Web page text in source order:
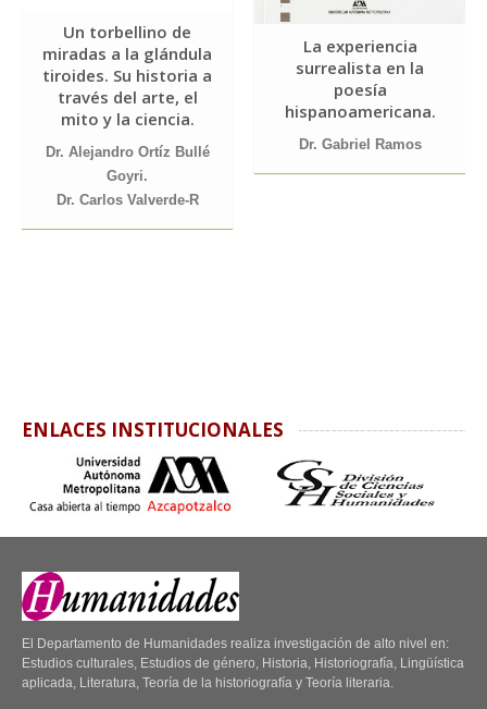
Un torbellino de
miradas a la glándula
tiroides. Su historia a
través del arte, el
mito y la ciencia.
Dr. Alejandro Ortíz Bullé
Goyri.
Dr. Carlos Valverde-R
La experiencia
surrealista en la
poesía
hispanoamericana.
Dr. Gabriel Ramos
ENLACES INSTITUCIONALES
El Departamento de Humanidades realiza investigación de alto nivel en:
Estudios culturales, Estudios de género, Historia, Historiografía, Lingüística
aplicada, Literatura, Teoría de la historiografía y Teoría literaria.